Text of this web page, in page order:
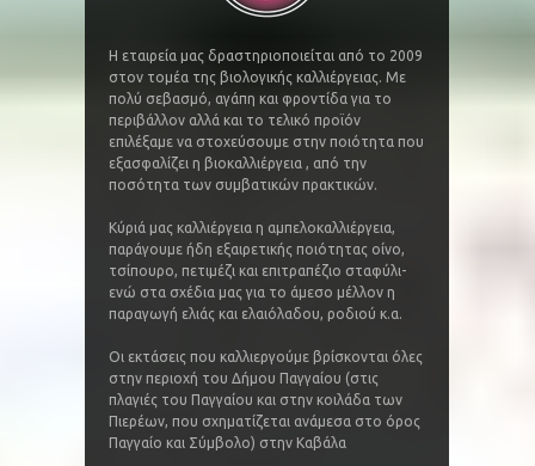
Η εταιρεία μας δραστηριοποιείται από το 2009
στον τομέα της βιολογικής καλλιέργειας. Με
πολύ σεβασμό, αγάπη και φροντίδα για το
περιβάλλον αλλά και το τελικό προϊόν
επιλέξαμε να στοχεύσουμε στην ποιότητα που
εξασφαλίζει η βιοκαλλιέργεια , από την
ποσότητα των συμβατικών πρακτικών.
Κύριά μας καλλιέργεια η αμπελοκαλλιέργεια,
παράγουμε ήδη εξαιρετικής ποιότητας οίνο,
τσίπουρο, πετιμέζι και επιτραπέζιο σταφύλι-
ενώ στα σχέδια μας για το άμεσο μέλλον η
παραγωγή ελιάς και ελαιόλαδου, ροδιού κ.α.
Οι εκτάσεις που καλλιεργούμε βρίσκονται όλες
στην περιοχή του Δήμου Παγγαίου (στις
πλαγιές του Παγγαίου και στην κοιλάδα των
Πιερέων, που σχηματίζεται ανάμεσα στο όρος
Παγγαίο και Σύμβολο) στην Καβάλα